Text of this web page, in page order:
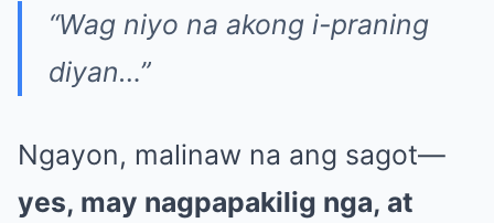
“Wag niyo na akong i-praning
diyan…”
Ngayon, malinaw na ang sagot—
yes, may nagpapakilig nga, at